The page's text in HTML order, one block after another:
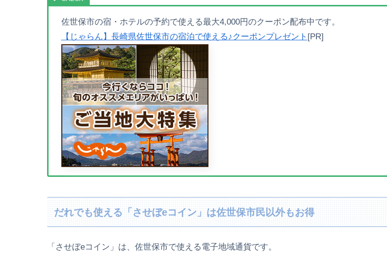
佐世保市の宿・ホテルの予約で使える最大4,000円のクーポン配布中です。
【じゃらん】長崎県佐世保市の宿泊で使える♪クーポンプレゼント [PR]
だれでも使える「させぼeコイン」は佐世保市民以外もお得
「させぼeコイン」は、佐世保市で使える電子地域通貨です。